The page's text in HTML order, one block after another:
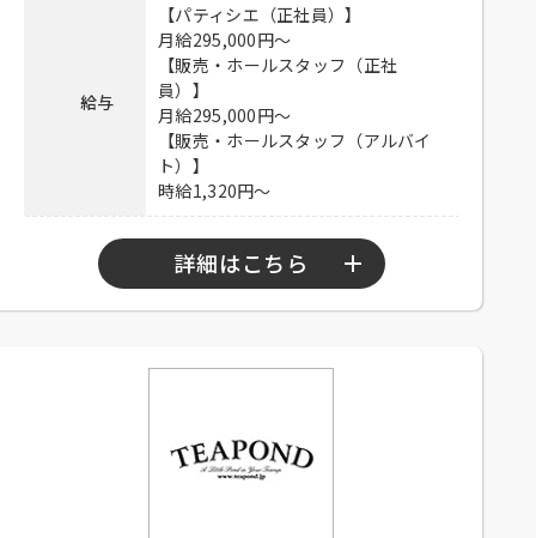
電話連絡後、履歴書持参のうえ、ご
来店ください。
連絡先 03-6551-2899 担当：新城
給与
【パティシエ（正社員）】
月給295,000円～
【販売・ホールスタッフ（正社
員）】
月給295,000円～
【販売・ホールスタッフ（アルバイ
ト）】
時給1,320円～
詳細はこちら
アルバイト）】
月～土 8：30～20：30
日祝 8：30～19：30